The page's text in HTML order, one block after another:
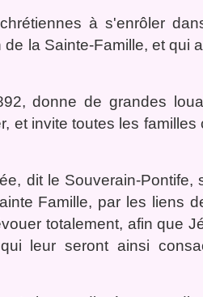
à s'enrôler
la Sainte-Famille, et qui
donne de grandes
et invite toutes les familles
dit le Souverain-Pontife,
Famille, par les liens
totalement, afin que
leur seront ainsi